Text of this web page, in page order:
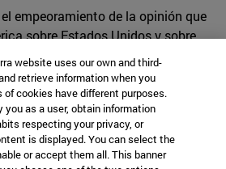
empeoramiento de la opinión que
sobre Estados Unidos y sobre
país. De acuerdo con la encuesta
, la opinión favorable ha caído al
debajo de la que había al final de
que era del 74%. Dicha
diferencia relevante para México,
sin duda alguna, tiene los peores
website uses our own and third-
retrieve information when you
cookies have different purposes.
you as a user, obtain information
respecting your privacy, or
is displayed. You can select the
or accept them all. This banner